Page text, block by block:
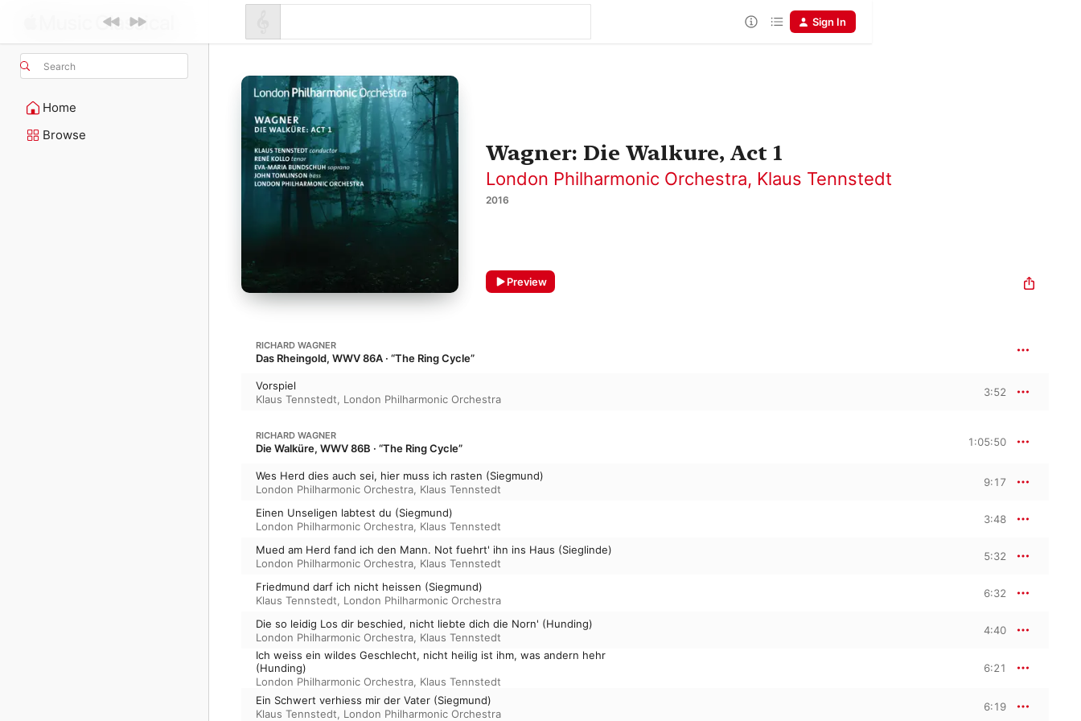
Search
Home
Browse
Sign In
Wagner: Die Walkure, Act 1
London Philharmonic Orchestra, Klaus Tennstedt
2016
Preview
RICHARD WAGNER
Das Rheingold, WWV 86A · “The Ring Cycle”
Vorspiel
Klaus Tennstedt, London Philharmonic Orchestra
3:52
RICHARD WAGNER
Die Walküre, WWV 86B · “The Ring Cycle” 1:05:50
Wes Herd dies auch sei, hier muss ich rasten (Siegmund)
London Philharmonic Orchestra, Klaus Tennstedt
9:17
Einen Unseligen labtest du (Siegmund)
London Philharmonic Orchestra, Klaus Tennstedt
3:48
Mued am Herd fand ich den Mann. Not fuehrt' ihn ins Haus (Sieglinde)
London Philharmonic Orchestra, Klaus Tennstedt
5:32
Friedmund darf ich nicht heissen (Siegmund)
Klaus Tennstedt, London Philharmonic Orchestra
6:32
Die so leidig Los dir beschied, nicht liebte dich die Norn' (Hunding)
London Philharmonic Orchestra, Klaus Tennstedt
4:40
Ich weiss ein wildes Geschlecht, nicht heilig ist ihm, was andern hehr
(Hunding)
London Philharmonic Orchestra, Klaus Tennstedt
6:21
Ein Schwert verhiess mir der Vater (Siegmund)
Klaus Tennstedt, London Philharmonic Orchestra
6:19